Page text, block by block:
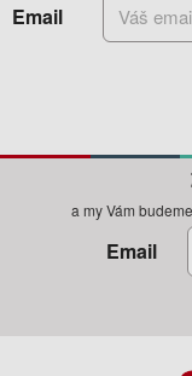
Email
a my Vám
Email